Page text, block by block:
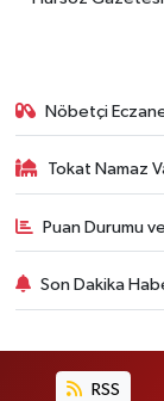
Nöbetçi
Tokat Namaz
Puan Durumu
Son Dakika
RSS